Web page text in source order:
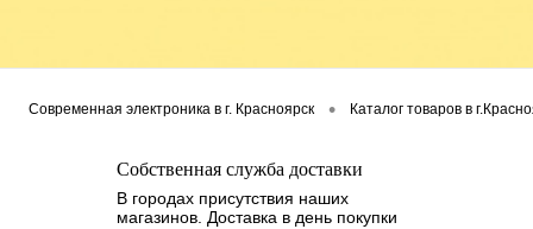
Современная электроника в г. Красноярск • Каталог товаров в
Собственная служба доставки
В городах присутствия наших
магазинов. Доставка в день покупки